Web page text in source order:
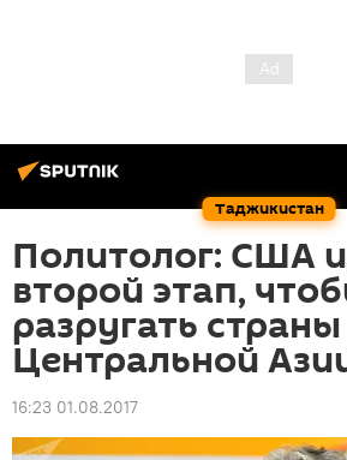
Таджикистан
Политолог: США
второй этап,
разругать страны
Центральной
16:23 01.08.2017